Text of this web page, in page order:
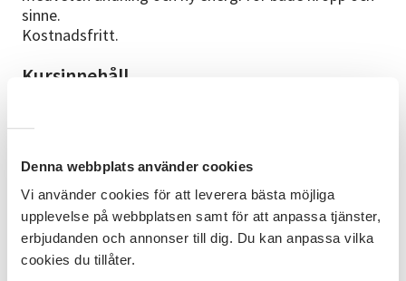
Denna webbplats använder cookies
Vi använder cookies för att leverera bästa möjliga
upplevelse på webbplatsen samt för att anpassa tjänster,
erbjudanden och annonser till dig. Du kan anpassa vilka
cookies du tillåter.
sinne.
Kostnadsfritt.
Kursinnehåll
sinne.
Kursplan
Du får prova enkla Qigong/Tai Chi övningar, uppleva
avslappning och ökad närvaro, lära sig
grundläggande andning och mjuka rörelser samt